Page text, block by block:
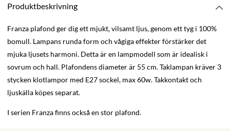
Produktbeskrivning
Franza plafond ger dig ett mjukt, vilsamt ljus, genom ett tyg i 100%
bomull. Lampans runda form och vågiga effekter förstärker det
mjuka ljusets harmoni. Detta är en lampmodell som är idealisk i
sovrum och hall. Plafondens diameter är 55 cm. Taklampan kräver 3
stycken klotlampor med E27 sockel, max 60w. Takkontakt och
ljuskälla köpes separat.
I serien Franza finns också en stor plafond.